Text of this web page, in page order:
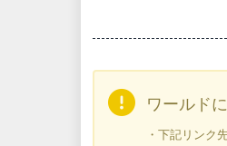
ワールド
・下記リンク